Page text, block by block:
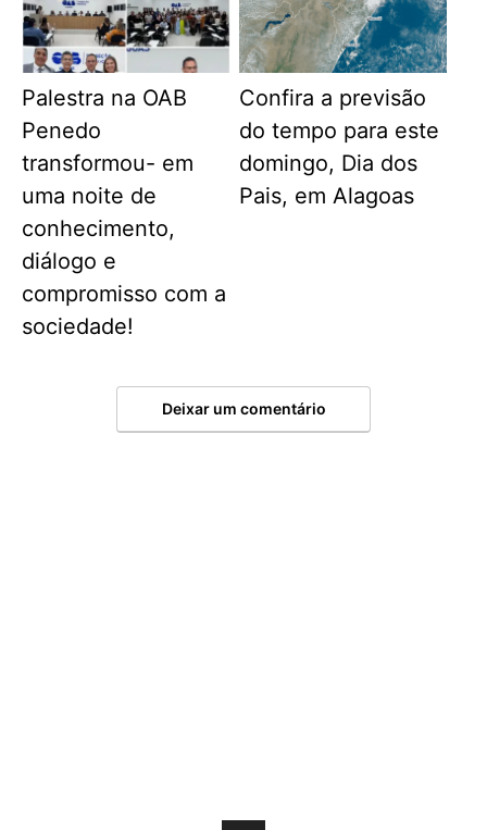
Palestra na OAB
Penedo
transformou- em
uma noite de
conhecimento,
diálogo e
compromisso com a
sociedade!
Confira a previsão
do tempo para este
domingo, Dia dos
Pais, em Alagoas
Deixar um comentário